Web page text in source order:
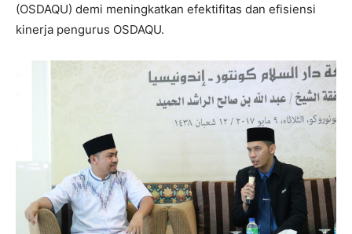
(OSDAQU) demi meningkatkan efektifitas dan efisiensi
kinerja pengurus OSDAQU.